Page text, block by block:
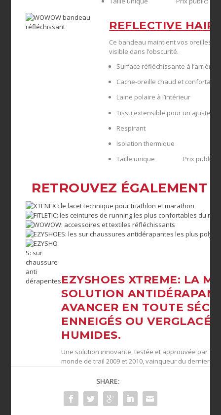
REFLECTIVE
Ce bandeau maintient vos oreilles
visible dans l’obscurité.
Surface réfléchissante à l’arrière
Cache-oreille chaud et confortable
Laine polaire à l’intérieur
Tissu extensible pour un
Respirant
Isolation thermique
Taille unique Prix public:
RETROUVEZ ÉGALEMENT
EZYSHOES XTREME: LA
SOLUTION
AVANCER EN TOUTE
ENNEIGÉS OU
HUMIDES.
Une solution innovante, testée et approuvée par
monde de trail 2009 et 2010, vainqueur du dernier
SHARE: